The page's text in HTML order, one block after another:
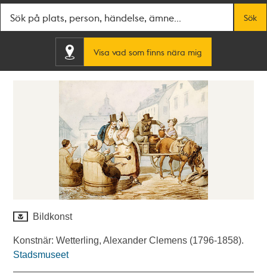
Sök
Visa vad som finns nära mig
Bildkonst
Konstnär: Wetterling, Alexander Clemens (1796-1858).
Stadsmuseet